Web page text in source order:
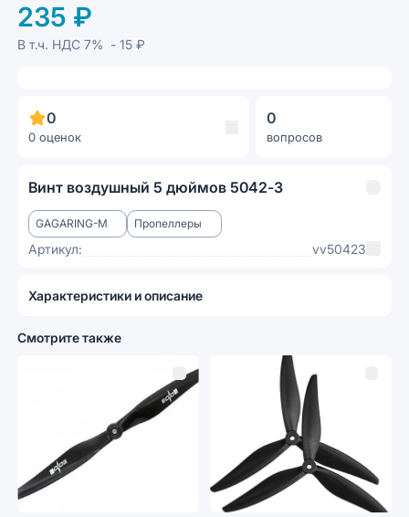
235 ₽
В т.ч. НДС7% - 15 ₽
0
0 оценок
0
вопросов
Винт воздушный 5 дюймов 5042-3
GAGARING-M Пропеллеры
Артикул: vv50423
Характеристики и описание
Смотрите также